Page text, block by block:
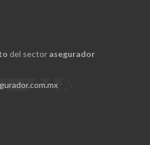
del sector asegurador